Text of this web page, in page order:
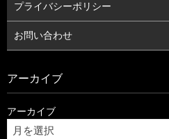
プライバシーポリシー
お問い合わせ
アーカイブ
アーカイブ